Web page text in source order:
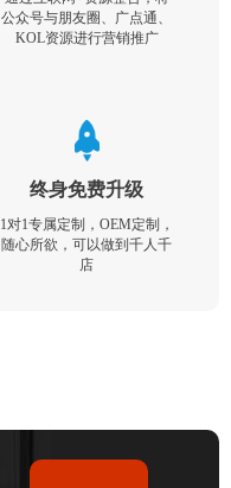
公众号与朋友圈、广点通、
KOL资源进行营销推广
终身免费升级
1对1专属定制，OEM定制，
随心所欲，可以做到千人千
店